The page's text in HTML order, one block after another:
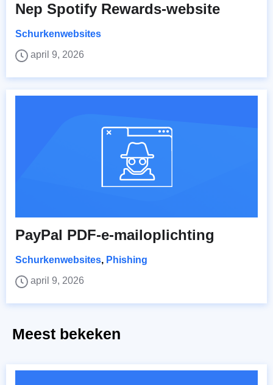
Nep Spotify Rewards-website
Schurkenwebsites
april 9, 2026
PayPal PDF-e-mailoplichting
Schurkenwebsites, Phishing
april 9, 2026
Meest bekeken